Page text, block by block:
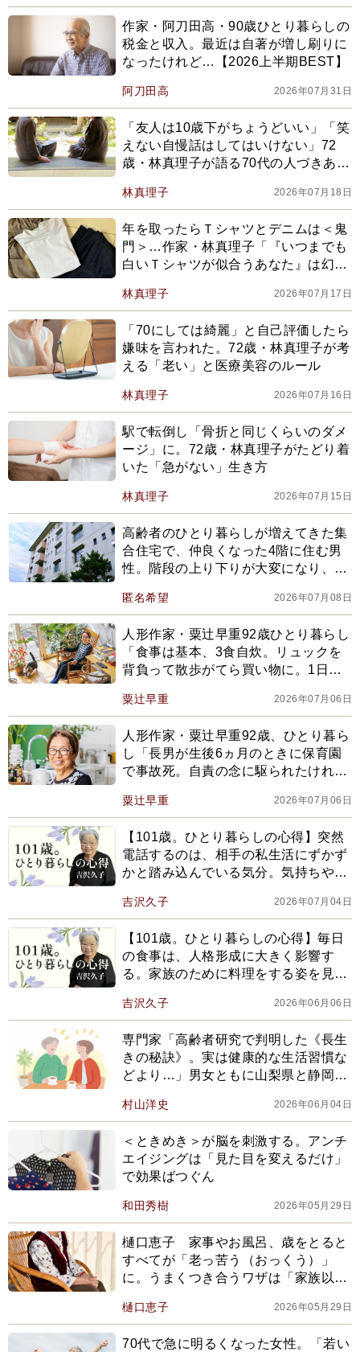
作家・阿刀田高・90歳ひとり暮らしの
税金と収入。最近は自著が増し刷りに
なったけれど…【2026上半期BEST】
阿刀田高 2026年07月31日
「友人は10歳下がちょうどいい」「笑
えない自慢話はしてはいけない」72
歳・林真理子が語る70代の人づきあい
林真理子 2026年07月18日
年を取ったらＴシャツとデニムは＜鬼
門＞…作家・林真理子「『いつまでも
白いＴシャツが似合うあなた』は幻想
林真理子 2026年07月17日
「70にしては綺麗」と自己評価したら
嫌味を言われた。72歳・林真理子が考
える「老い」と医療美容のルール
林真理子 2026年07月16日
駅で転倒し「骨折と同じくらいのダメ
ージ」に。72歳・林真理子がたどり着
いた「急がない」生き方
林真理子 2026年07月15日
高齢者のひとり暮らしが増えてきた集
合住宅で、仲良くなった4階に住む男
性。階段の上り下りが大変になり、思
【2026上半期BEST】
匿名希望 2026年07月08日
人形作家・粟辻早重92歳ひとり暮らし
「食事は基本、3食自炊。リュックを
背負って散歩がてら買い物に。1日に1
る」
粟辻早重 2026年07月06日
人形作家・粟辻早重92歳、ひとり暮ら
し「長男が生後6ヵ月のときに保育園
で事故死。自責の念に駆られたけれ
粟辻早重 2026年07月06日
【101歳。ひとり暮らしの心得】突然
電話するのは、相手の私生活にずかず
かと踏み込んでいる気分。気持ちや考
吉沢久子 2026年07月04日
【101歳。ひとり暮らしの心得】毎日
の食事は、人格形成に大きく影響す
る。家族のために料理をする姿を見せ
吉沢久子 2026年06月06日
専門家「高齢者研究で判明した《長生
きの秘訣》。実は健康的な生活習慣な
どより…」男女ともに山梨県と静岡県
セレクション】
村山洋史 2026年06月04日
＜ときめき＞が脳を刺激する。アンチ
エイジングは「見た目を変えるだけ」
で効果ばつぐん
和田秀樹 2026年05月29日
樋口恵子 家事やお風呂、歳をとると
すべてが「老っ苦う（おっくう）」
に。うまくつき合うワザは「家族以外
利用するサービスとは【2026編集部セ
樋口恵子 2026年05月29日
70代で急に明るくなった女性。「若い